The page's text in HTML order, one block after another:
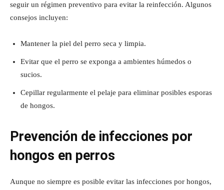
seguir un régimen preventivo para evitar la reinfección. Algunos
consejos incluyen:
Mantener la piel del perro seca y limpia.
Evitar que el perro se exponga a ambientes húmedos o
sucios.
Cepillar regularmente el pelaje para eliminar posibles esporas
de hongos.
Prevención de infecciones por
hongos en perros
Aunque no siempre es posible evitar las infecciones por hongos,